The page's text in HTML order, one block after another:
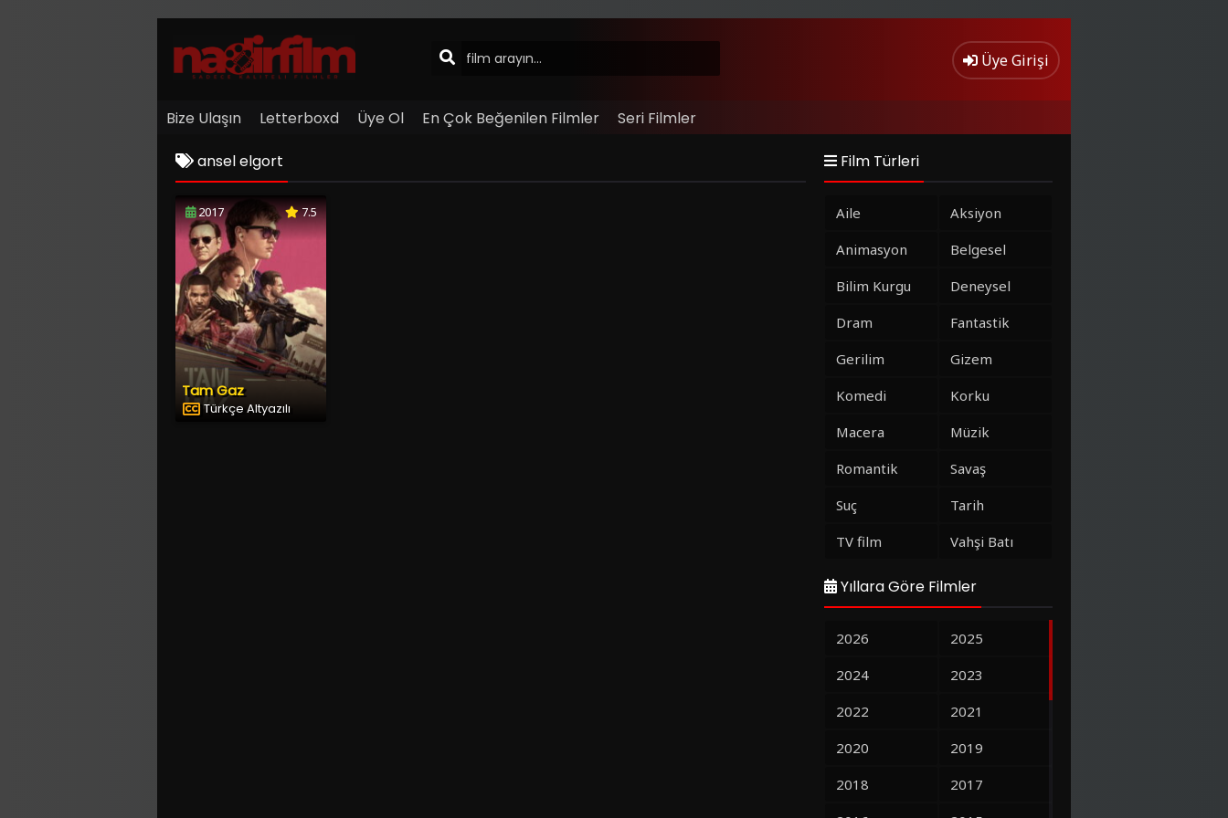
Üye Girişi
Bize Ulaşın Letterboxd Üye Ol En Çok Beğenilen Filmler Seri Filmler
ansel elgort
2017 7.5
Tam Gaz
Türkçe Altyazılı
Film Türleri
Aile
Aksiyon
Animasyon
Belgesel
Bilim Kurgu
Deneysel
Dram
Fantastik
Gerilim
Gizem
Komedi
Korku
Macera
Müzik
Romantik
Savaş
Suç
Tarih
TV film
Vahşi Batı
Yıllara Göre Filmler
2026
2025
2024
2023
2022
2021
2020
2019
2018
2017